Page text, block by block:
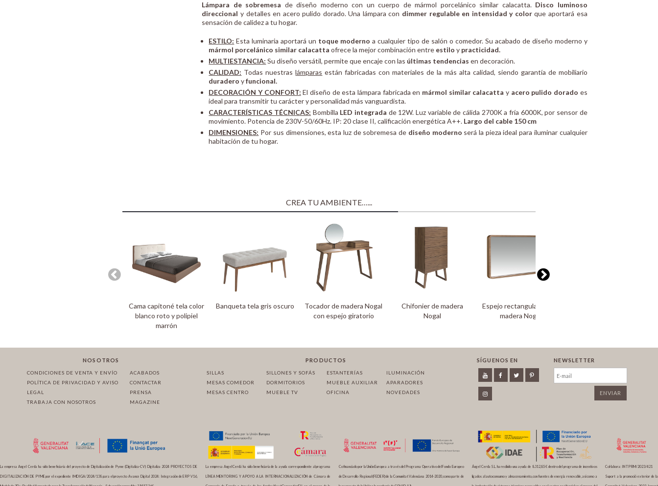
Lámpara de sobremesa de diseño moderno con un cuerpo de mármol porcelánico similar calacatta. Disco luminoso
direccional y detalles en acero pulido dorado. Una lámpara con dimmer regulable en intensidad y colorque aportará esa
sensación de calidez a tu hogar.
ESTILO: Esta luminaria aportará un toque moderno a cualquier tipo de salón o comedor. Su acabado de diseño moderno y
mármol porcelánico similar calacatta ofrece la mejor combinación entre estilo y practicidad.
MULTIESTANCIA: Su diseño versátil, permite que encaje con las últimas tendencias en decoración.
CALIDAD: Todas nuestraslámparas están fabricadas con materiales de la más alta calidad, siendo garantía de mobiliario
duradero yfuncional.
DECORACIÓN Y CONFORT: El diseño de esta lámpara fabricada en mármol similar calacatta y acero pulido dorado es
ideal para transmitir tu carácter y personalidad más vanguardista.
CARACTERÍSTICAS TÉCNICAS: Bombilla LED integrada de 12W. Luz variable de cálida 2700K a fría 6000K, por sensor de
movimiento. Potencia de 230V-50/60Hz. IP: 20 clase II, calificación energética A++. Largo del cable 150 cm
DIMENSIONES: Por sus dimensiones, esta luz de sobremesa de diseño moderno será la pieza ideal para iluminar cualquier
habitación de tu hogar.
CREA TU AMBIENTE…...
Cama capitoné tela color
blanco roto y polipiel
marrón
Banqueta tela gris oscuro
Tocador de madera Nogal
con espejo giratorio
Chifonier de madera
Nogal
Espejo rectangular marco
madera Nogal
NOSOTROS
CONDICIONES DE VENTA Y ENVÍO
POLÍTICA DE PRIVACIDAD Y AVISO
LEGAL
TRABAJA CON NOSOTROS
ACABADOS
CONTACTAR
PRENSA
MAGAZINE
PRODUCTOS
SILLAS
MESAS COMEDOR
MESAS CENTRO
SILLONES Y SOFÁS
DORMITORIOS
MUEBLE TV
ESTANTERÍAS
MUEBLE AUXILIAR
OFICINA
ILUMINACIÓN
APARADORES
NOVEDADES
SÍGUENOS EN NEWSLETTER
La empresa Angel Cerda ha sido beneficiaria del proyecto de Digitalización de Pyme (Digitaliza-CV) Digitaliza 2024 PROYECTOS DE
DIGITALIZACIÓN DE PYME por el expediente IMDIGA/2024/138 para el proyecto Avance Digital 2024: Integración de ERP V16,
La empresa Angel Cerdá ha sido beneficiaria de la ayuda correspondiente al programa
LÍNEA MENTORING Y APOYO A LA INTERNACIONALIZACIÓN de Cámara de
Cofinanciado por la Unión Europea a través del Programa Operativo del Fondo Europeo
de Desarrollo Regional (FEDER) de la Comunitat Valenciana 2014-2020, como parte de
Ángel Cerda S.L. ha recibido una ayuda de 8.312,85 € dentro del programa de incentivos
ligados al autoconsumo y almacenamiento, con fuentes de energía renovable, así como a
Col·labora: INTPRM/2023/421
Suport a la promoció exterior de la